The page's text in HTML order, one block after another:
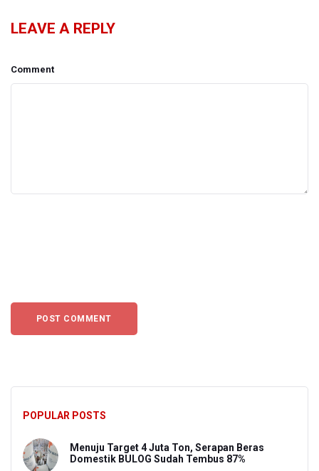
LEAVE A REPLY
Comment
POPULAR POSTS
Menuju Target 4 Juta Ton, Serapan Beras
Domestik BULOG Sudah Tembus 87%